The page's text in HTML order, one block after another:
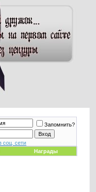
Запомнить?
соц. сети
Награды